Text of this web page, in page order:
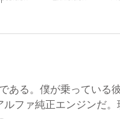
ある。僕が乗っている
ファ純正エンジンだ。